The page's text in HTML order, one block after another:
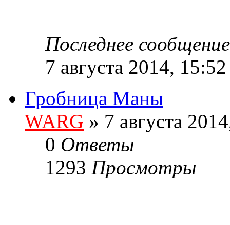
Последнее
7 августа 2014, 15:52
Гробница Маны
WARG » 7 августа
0 Ответы
1293 Просмотры